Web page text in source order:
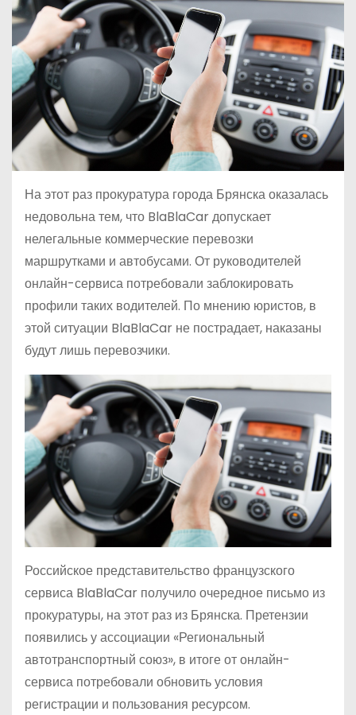
На этот раз прокуратура города Брянска оказалась
недовольна тем, что BlaBlaCar допускает
нелегальные коммерческие перевозки
маршрутками и автобусами. От руководителей
онлайн-сервиса потребовали заблокировать
профили таких водителей. По мнению юристов, в
этой ситуации BlaBlaCar не пострадает, наказаны
будут лишь перевозчики.
Российское представительство французского
сервиса BlaBlaCar получило очередное письмо из
прокуратуры, на этот раз из Брянска. Претензии
появились у ассоциации «Региональный
автотранспортный союз», в итоге от онлайн-
сервиса потребовали обновить условия
регистрации и пользования ресурсом.